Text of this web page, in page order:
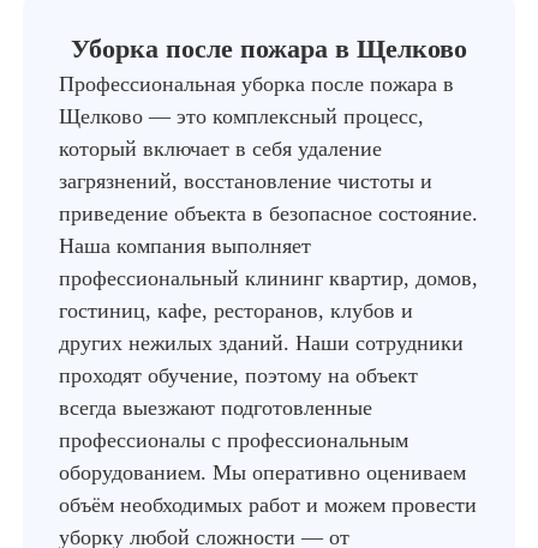
Уборка после пожара в Щелково
Профессиональная уборка после пожара в
Щелково — это комплексный процесс,
который включает в себя удаление
загрязнений, восстановление чистоты и
приведение объекта в безопасное состояние.
Наша компания выполняет
профессиональный клининг квартир, домов,
гостиниц, кафе, ресторанов, клубов и
других нежилых зданий. Наши сотрудники
проходят обучение, поэтому на объект
всегда выезжают подготовленные
профессионалы с профессиональным
оборудованием. Мы оперативно оцениваем
объём необходимых работ и можем провести
уборку любой сложности — от